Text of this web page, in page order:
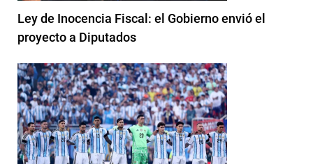
Ley de Inocencia Fiscal: el Gobierno envió el
proyecto a Diputados